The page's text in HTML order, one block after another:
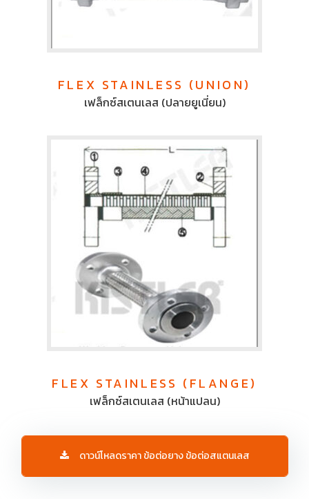
FLEX STAINLESS (UNION)
เฟล็กซ์สเตนเลส (ปลายยูเนี่ยน)
FLEX STAINLESS (FLANGE)
เฟล็กซ์สเตนเลส (หน้าแปลน)
ดาวน์โหลดราคา ข้อต่อยาง ข้อต่อสแตนเลส